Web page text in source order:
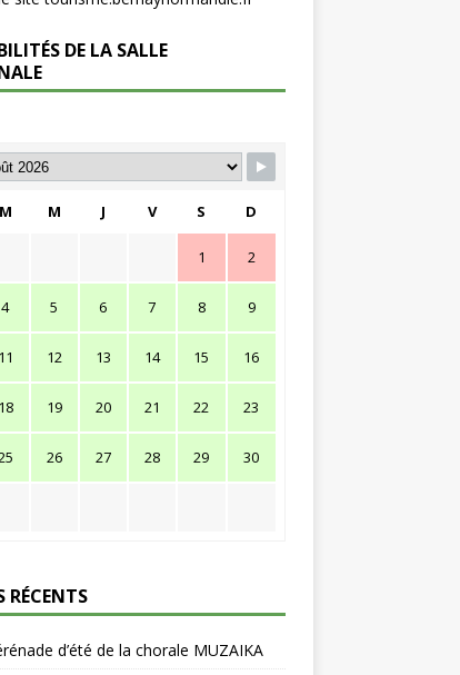
DE LA SALLE
M M J V S D
1 2
4 5 6 7 8 9
11 12 13 14 15 16
18 19 20 21 22 23
26 27 28 29 30
RÉCENTS
d’été de la chorale MUZAIKA